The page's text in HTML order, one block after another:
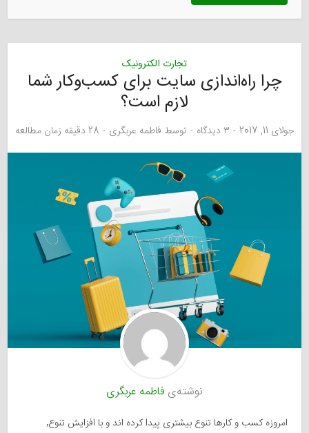
تجارت الکترونیک
چرا راه‌اندازی سایت برای کسب‌و‌کار شما
لازم است؟
جولای 11, 2017 ۳ دیدگاه توسط فاطمه عربگری 28 دقیقه زمان مطالعه
نوشته‌ی فاطمه عربگری
امروزه کسب و کارها تنوع بیشتری پیدا کرده اند و با افزایش تنوع٬